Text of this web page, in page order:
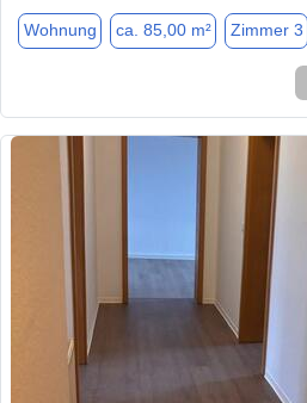
Wohnung ca. 85,00 m² Zimmer 3